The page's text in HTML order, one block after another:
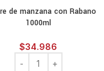
de manzana con Rabano
1000ml
$34.986